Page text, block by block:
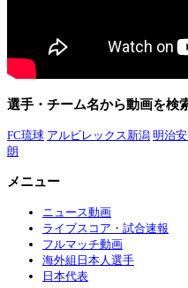
選手・チーム名から動画を検
FC琉球 アルビレックス新潟 明治
朗
メニュー
ニュース動画
ライブスコア・試合速報
フルマッチ動画
海外組日本人選手
日本代表